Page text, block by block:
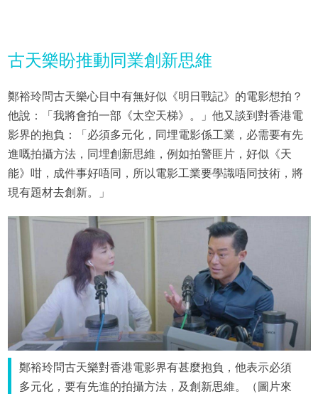
古天樂盼推動同業創新思維
鄭裕玲問古天樂心目中有無好似《明日戰記》的電影想拍？
他說：「我將會拍一部《太空天梯》。」他又談到對香港電
影界的抱負：「必須多元化，同埋電影係工業，必需要有先
進嘅拍攝方法，同埋創新思維，例如拍警匪片，好似《天
能》咁，成件事好唔同，所以電影工業要學識唔同技術，將
現有題材去創新。」
鄭裕玲問古天樂對香港電影界有甚麼抱負，他表示必須
多元化，要有先進的拍攝方法，及創新思維。（圖片來